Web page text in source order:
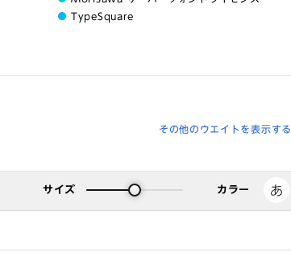
TypeSquare
その他のウエイトを表示する
サイズ カラー